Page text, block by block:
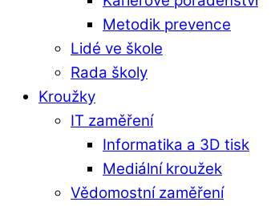
Metodik prevence
Lidé ve škole
Rada školy
Kroužky
IT zaměření
Informatika a 3D tisk
Mediální kroužek
Vědomostní zaměření